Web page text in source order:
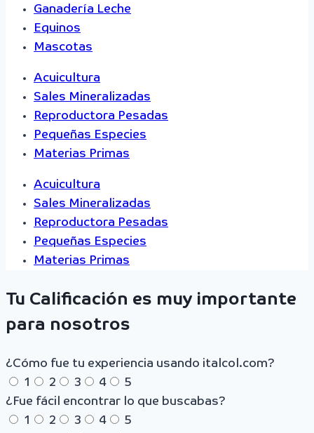
Ganadería Leche
Equinos
Mascotas
Acuicultura
Sales Mineralizadas
Reproductora Pesadas
Pequeñas Especies
Materias Primas
Acuicultura
Sales Mineralizadas
Reproductora Pesadas
Pequeñas Especies
Materias Primas
Tu Calificación es muy importante
para nosotros
¿Cómo fue tu experiencia usando italcol.com?
1
2 3 4
5
¿Fue fácil encontrar lo que buscabas?
1
2 3 4
5